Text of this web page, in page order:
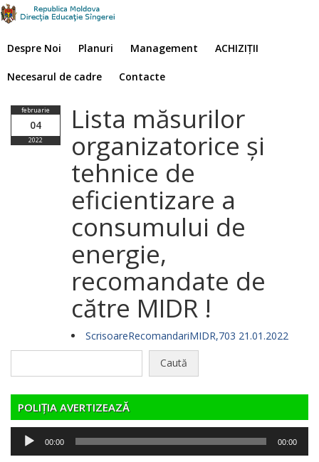
Despre Noi Planuri Management ACHIZIȚII
Necesarul de cadre Contacte
februarie
04
2022
Lista măsurilor
organizatorice și
tehnice de
eficientizare a
consumului de
energie,
recomandate de
către MIDR !
ScrisoareRecomandariMIDR,703 21.01.2022
POLIȚIA AVERTIZEAZĂ
Player
audio
00:00 00:00